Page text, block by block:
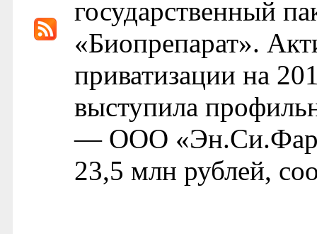
государственный
«Биопрепарат».
приватизации на
выступила
— ООО
23,5 млн рублей,